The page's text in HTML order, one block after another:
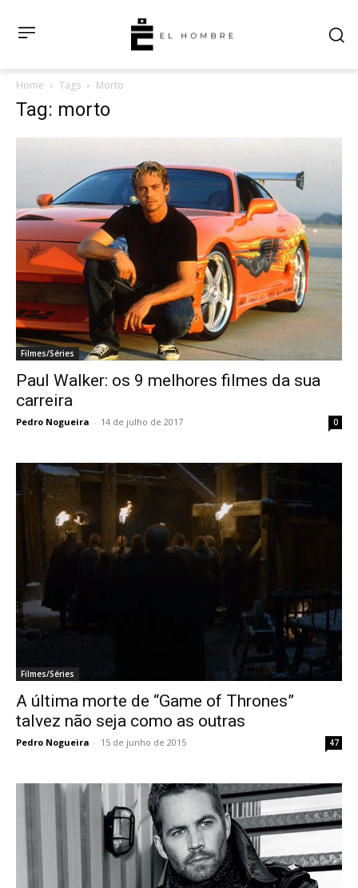
Home Tags Morto
Tag: morto
Filmes/Séries
Paul Walker: os 9 melhores filmes da sua
carreira
Pedro Nogueira - 14 de julho de 2017 0
Filmes/Séries
A última morte de “Game of Thrones”
talvez não seja como as outras
Pedro Nogueira - 15 de junho de 2015 47